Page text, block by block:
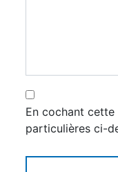
En cochant
particulières ci-